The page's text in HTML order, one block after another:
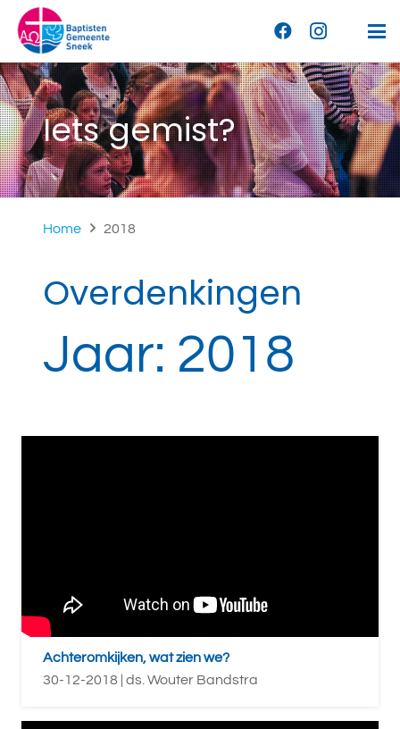
Iets gemist?
Home 2018
Overdenkingen
Jaar: 2018
Achteromkijken, wat zien we?
30-12-2018 | ds. Wouter Bandstra